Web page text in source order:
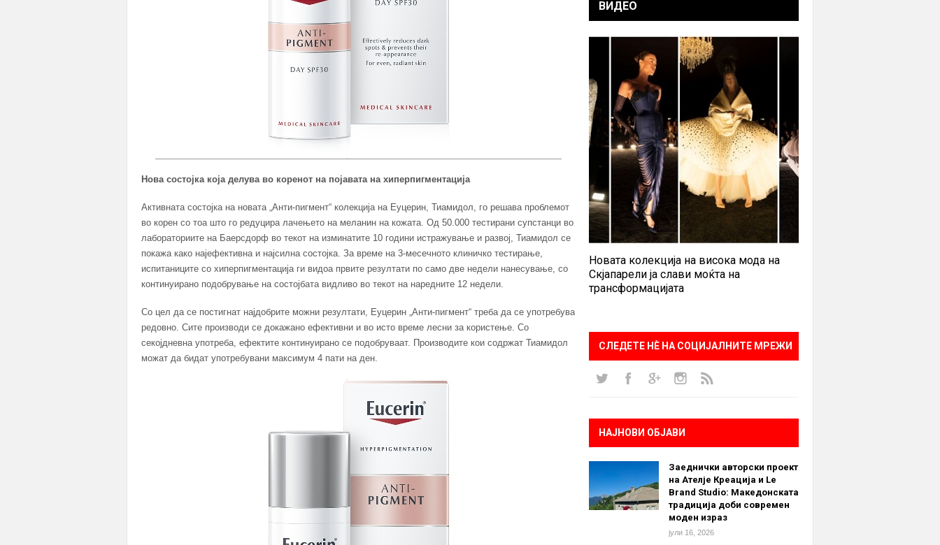
Нова состојка која делува во коренот на појавата на хиперпигментација
Активната состојка на новата „Анти-пигмент“ колекција на Еуцерин, Тиамидол, го решава проблемот
во корен со тоа што го редуцира лачењето на меланин на кожата. Од 50.000 тестирани супстанци во
лабораториите на Баерсдорф во текот на изминатите 10 години истражување и развој, Тиамидол се
покажа како најефективна и најсилна состојка. За време на 3-месечното клиничко тестирање,
испитаниците со хиперпигментација ги видоа првите резултати по само две недели нанесување, со
континуирано подобрување на состојбата видливо во текот на наредните 12 недели.
Со цел да се постигнат најдобрите можни резултати, Еуцерин „Анти-пигмент“ треба да се употребува
редовно. Сите производи се докажано ефективни и во исто време лесни за користење. Со
секојдневна употреба, ефектите континуирано се подобруваат. Производите кои содржат Тиамидол
можат да бидат употребувани максимум 4 пати на ден.
ВИДЕО
Новата колекција на висока мода на
Скјапарели ја слави моќта на
трансформацијата
СЛЕДЕТЕ НÈ НА СОЦИЈАЛНИТЕ МРЕЖИ
НАЈНОВИ ОБЈАВИ
Заеднички авторски проект
на Ателје Креација и Le
Brand Studio: Македонската
традиција доби современ
моден израз
јули 16, 2026